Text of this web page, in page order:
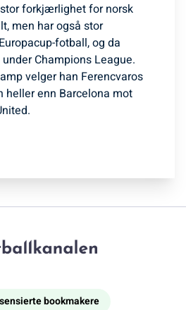
forkjærlighet for norsk
men har også stor
fotball, og da
Champions League.
velger han Ferencvaros
heller enn Barcelona mot
bookmakere